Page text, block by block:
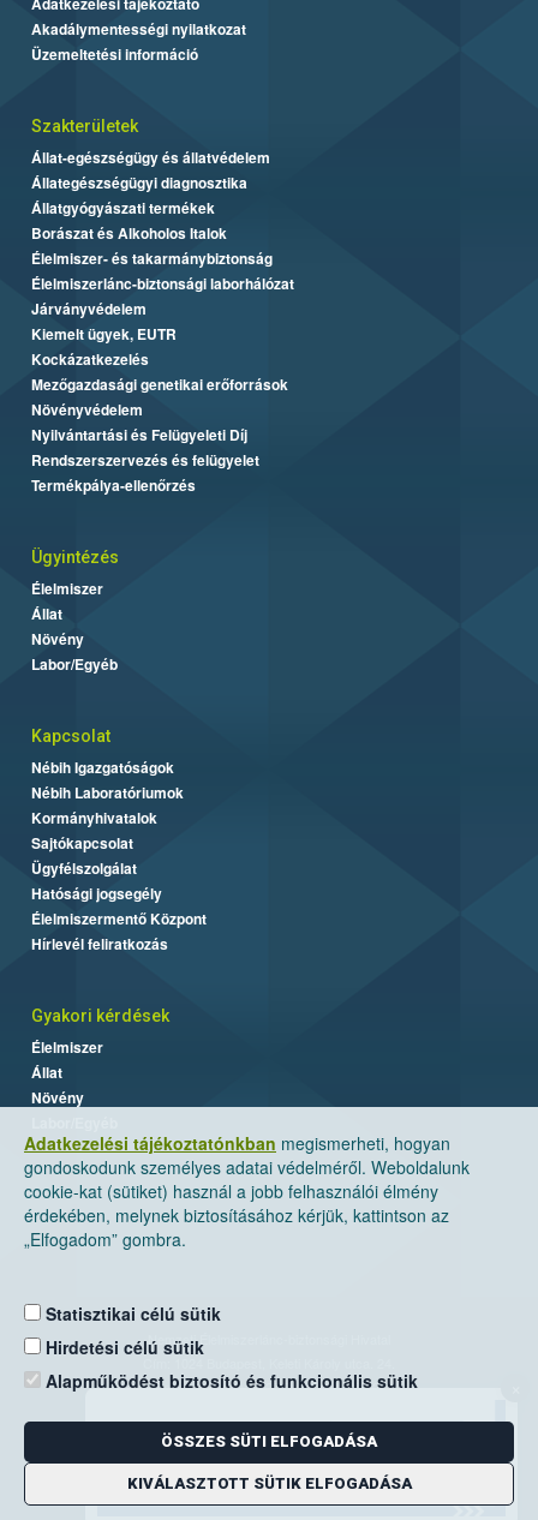
Adatkezelési tájékoztatónkban megismerheti, hogyan
gondoskodunk személyes adatai védelméről. Weboldalunk
cookie-kat (sütiket) használ a jobb felhasználói élmény
érdekében, melynek biztosításához kérjük, kattintson az
„Elfogadom” gombra.
Statisztikai célú sütik
Hirdetési célú sütik
Alapműködést biztosító és funkcionális sütik
ÖSSZES SÜTI ELFOGADÁSA
KIVÁLASZTOTT SÜTIK ELFOGADÁSA
Akadálymentességi nyilatkozat
Üzemeltetési információ
Szakterületek
Állat-egészségügy és állatvédelem
Állategészségügyi diagnosztika
Állatgyógyászati termékek
Borászat és Alkoholos Italok
Élelmiszer- és takarmánybiztonság
Élelmiszerlánc-biztonsági laborhálózat
Járványvédelem
Kiemelt ügyek, EUTR
Kockázatkezelés
Mezőgazdasági genetikai erőforrások
Növényvédelem
Nyilvántartási és Felügyeleti Díj
Rendszerszervezés és felügyelet
Termékpálya-ellenőrzés
Ügyintézés
Élelmiszer
Állat
Növény
Labor/Egyéb
Kapcsolat
Nébih Igazgatóságok
Nébih Laboratóriumok
Kormányhivatalok
Sajtókapcsolat
Ügyfélszolgálat
Hatósági jogsegély
Élelmiszermentő Központ
Hírlevél feliratkozás
Gyakori kérdések
Élelmiszer
Állat
Növény
Nemzeti Élelmiszerlánc-biztonsági Hivatal
Levelezési cím: 1525 Budapest. Pf. 30.
E-mail:ugyfelszolgalat@nebih.gov.hu
Zöld szám: 06-80/263-244
Telefon: 06-1/ 336-9000